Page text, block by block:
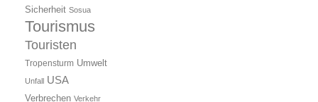
Sicherheit Sosua
Tourismus
Touristen
Tropensturm Umwelt
Unfall USA
Verbrechen Verkehr